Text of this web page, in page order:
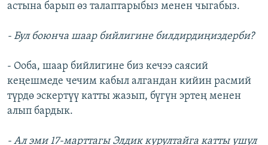
астына барып өз талаптарыбыз менен чыгабыз.
- Бул боюнча шаар бийлигине билдирдиңиздерби?
- Ооба, шаар бийлигине биз кечээ саясий
кеңешмеде чечим кабыл алгандан кийин расмий
түрдө эскертүү катты жазып, бүгүн эртең менен
алып бардык.
- Ал эми 17-марттагы Элдик курултайга катты ушул